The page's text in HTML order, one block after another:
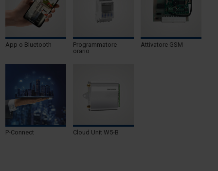
App o Bluetooth
Programmatore
orario
Attivatore GSM
P-Connect Cloud Unit W5-B